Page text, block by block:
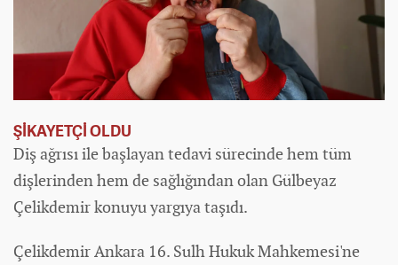
ŞİKAYETÇİ OLDU
Diş ağrısı ile başlayan tedavi sürecinde hem tüm
dişlerinden hem de sağlığından olan Gülbeyaz
Çelikdemir konuyu yargıya taşıdı.
Çelikdemir Ankara 16. Sulh Hukuk Mahkemesi'ne